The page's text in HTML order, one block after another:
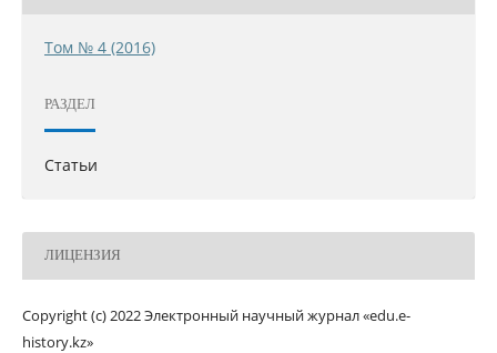
Том № 4 (2016)
РАЗДЕЛ
Статьи
ЛИЦЕНЗИЯ
Copyright (c) 2022 Электронный научный журнал «edu.e-
history.kz»